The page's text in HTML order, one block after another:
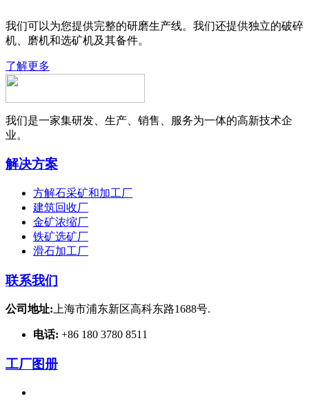
我们可以为您提供完整的研磨生产线。我们还提供独立的破碎
机、磨机和选矿机及其备件。
了解更多
我们是一家集研发、生产、销售、服务为一体的高新技术企
业。
解决方案
方解石采矿和加工厂
建筑回收厂
金矿浓缩厂
铁矿选矿厂
滑石加工厂
联系我们
公司地址:上海市浦东新区高科东路1688号.
电话: +86 180 3780 8511
工厂图册